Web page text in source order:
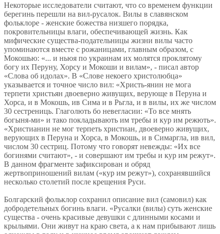
Некоторые исследователи считают, что со временем функции
берегинь перешли на вил-русалок. Вилы в славянском
фольклоре - женские божества низшего порядка,
покровительницы влаги, обеспечивающей жизнь. Как
мифические существа-подательницы жизни вилы часто
упоминаются вместе с рожаницами, главным образом, с
Мокошью: «... и ньюя по украинам их молятся проклятому
богу их Перуну, Хорсу и Мокоши и вилам», - писал автор
«Слова об идолах». В «Слове некоего христолюбца»
указывается и точное число вил: «Христь-янин не мога
терпети христьян двоеверно живущих, верующе в Перуна и
Хорса, и в Мокошь, ив Сима и в Рьгла, и в вилы, их же числом
30 сестрениць. Глаголють бо невегласии: «То все мнять
богыня-ми» и тако покладывають им требы и кур им режють».
«Христианин не мог терпеть христиан, двоеверно живущих,
верующих в Перуна и Хорса, в Мокошь, и в Симаргла, ив вил,
числом 30 сестриц. Потому что говорят невежды: «Их все
богинями считают», - и совершают им требы и кур им режут».
В данном фрагменте зафиксирован и обряд
жертвоприношений вилам («кур им режут»), сохранявшийся
несколько столетий после крещения Руси.
Болгарский фольклор сохранил описание вил (самовил) как
добродетельных богинь влаги. «Русалки (вилы) суть женские
существа - очень красивые девушки с длинными косами и
крыльями. Они живут на краю света, а к нам прибывают лишь